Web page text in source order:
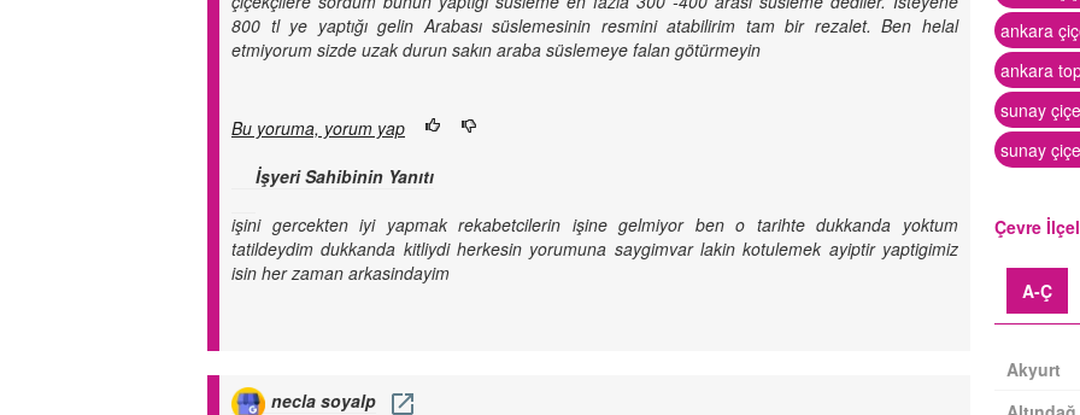
800 tl ye yaptığı gelin Arabası süslemesinin resmini atabilirim tam bir rezalet. Ben helal
etmiyorum sizde uzak durun sakın araba süslemeye falan götürmeyin
Bu yoruma, yorum yap
İşyeri Sahibinin Yanıtı
işini gercekten iyi yapmak rekabetcilerin işine gelmiyor ben o tarihte dukkanda yoktum
tatildeydim dukkanda kitliydi herkesin yorumuna saygimvar lakin kotulemek ayiptir yaptigimiz
isin her zaman arkasindayim
necla soyalp
ankara
ankara
sunay
sunay
Çevre
A-Ç
Akyurt